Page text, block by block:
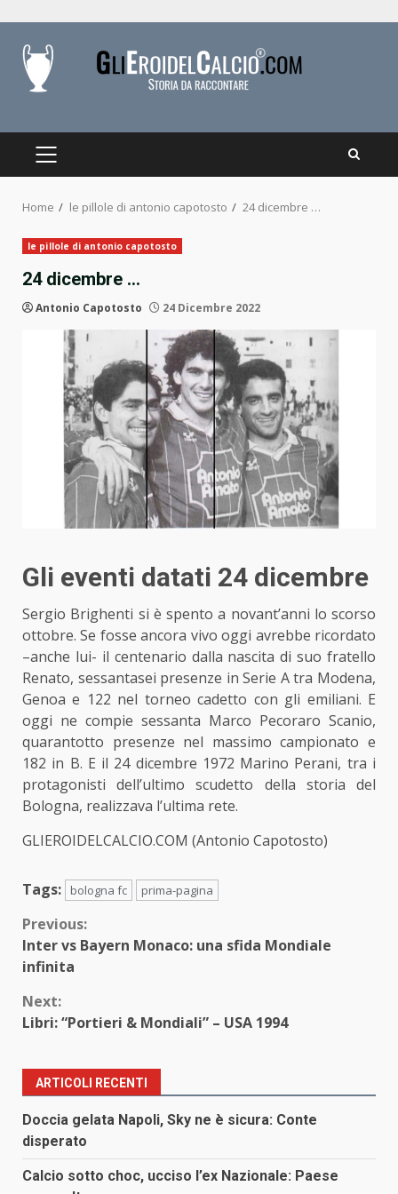
content
PRIMARY
Home le pillole di antonio capotosto 24 dicembre …
le pillole di antonio capotosto
24 dicembre …
Antonio Capotosto 24 Dicembre 2022
Gli eventi datati 24 dicembre
Sergio Brighenti si è spento a novant’anni lo scorso
ottobre. Se fosse ancora vivo oggi avrebbe ricordato
–anche lui- il centenario dalla nascita di suo fratello
Renato, sessantasei presenze in Serie A tra Modena,
Genoa e 122 nel torneo cadetto con gli emiliani. E
oggi ne compie sessanta Marco Pecoraro Scanio,
quarantotto presenze nel massimo campionato e
182 in B. E il 24 dicembre 1972 Marino Perani, tra i
protagonistidell’ultimo scudetto della storia del
Bologna, realizzava l’ultima rete.
GLIEROIDELCALCIO.COM (Antonio Capotosto)
Tags: bologna fc prima-pagina
Continue
Reading
Previous:
Inter vs Bayern Monaco: una sfida Mondiale
infinita
Next:
Libri: “Portieri & Mondiali” – USA 1994
ARTICOLI RECENTI
Doccia gelata Napoli, Sky ne è sicura: Conte
disperato
Calcio sotto choc, ucciso l’ex Nazionale: Paese